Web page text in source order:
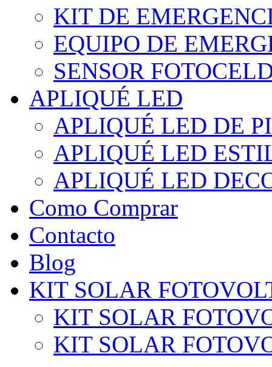
KIT DE
EQUIPO DE
SENSOR
APLIQUÉ LED
APLIQUÉ LED DE
APLIQUÉ LED
APLIQUÉ LED
Como Comprar
Contacto
Blog
KIT SOLAR
KIT SOLAR
KIT SOLAR